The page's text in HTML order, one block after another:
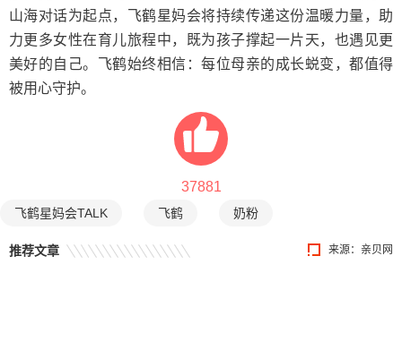
山海对话为起点，飞鹤星妈会将持续传递这份温暖力量，助
力更多女性在育儿旅程中，既为孩子撑起一片天，也遇见更
美好的自己。飞鹤始终相信：每位母亲的成长蜕变，都值得
被用心守护。
37881
飞鹤星妈会TALK 飞鹤 奶粉
来源： 亲贝网
推荐文章